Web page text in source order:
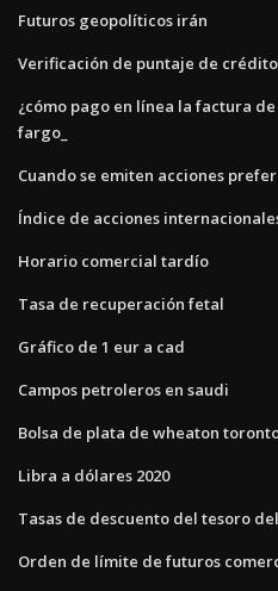
Futuros geopolíticos irán
Verificación de puntaje de
¿cómo pago en línea la factura
fargo_
Cuando se emiten acciones
Índice de acciones
Horario comercial tardío
Tasa de recuperación fetal
Gráfico de 1 eur a cad
Campos petroleros en saudi
Bolsa de plata de wheaton
Libra a dólares 2020
Tasas de descuento del tesoro
Orden de límite de futuros